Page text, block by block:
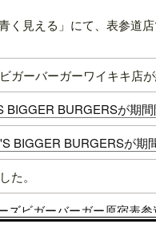
く見える」にて、表参道
ガーバーガーワイキキ店が
BURGERSが期間
BIGGER BURGERSが期
た。
ズビガーバーガー原宿表